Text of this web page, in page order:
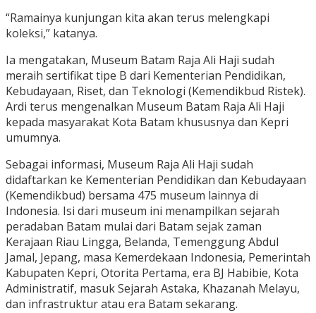
“Ramainya kunjungan kita akan terus melengkapi
koleksi,” katanya.
Ia mengatakan, Museum Batam Raja Ali Haji sudah
meraih sertifikat tipe B dari Kementerian Pendidikan,
Kebudayaan, Riset, dan Teknologi (Kemendikbud Ristek).
Ardi terus mengenalkan Museum Batam Raja Ali Haji
kepada masyarakat Kota Batam khususnya dan Kepri
umumnya.
Sebagai informasi, Museum Raja Ali Haji sudah
didaftarkan ke Kementerian Pendidikan dan Kebudayaan
(Kemendikbud) bersama 475 museum lainnya di
Indonesia. Isi dari museum ini menampilkan sejarah
peradaban Batam mulai dari Batam sejak zaman
Kerajaan Riau Lingga, Belanda, Temenggung Abdul
Jamal, Jepang, masa Kemerdekaan Indonesia, Pemerintah
Kabupaten Kepri, Otorita Pertama, era BJ Habibie, Kota
Administratif, masuk Sejarah Astaka, Khazanah Melayu,
dan infrastruktur atau era Batam sekarang.